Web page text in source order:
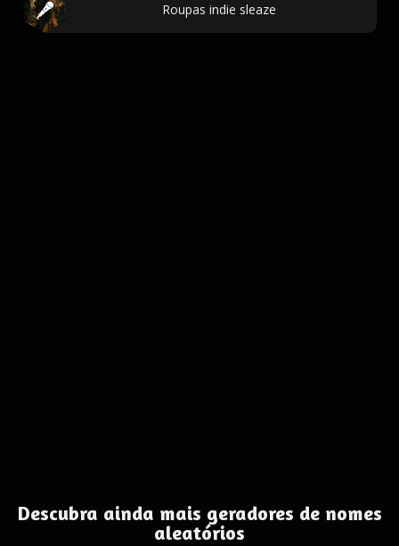
Roupas indie sleaze
Descubra ainda mais geradores de nomes
aleatórios